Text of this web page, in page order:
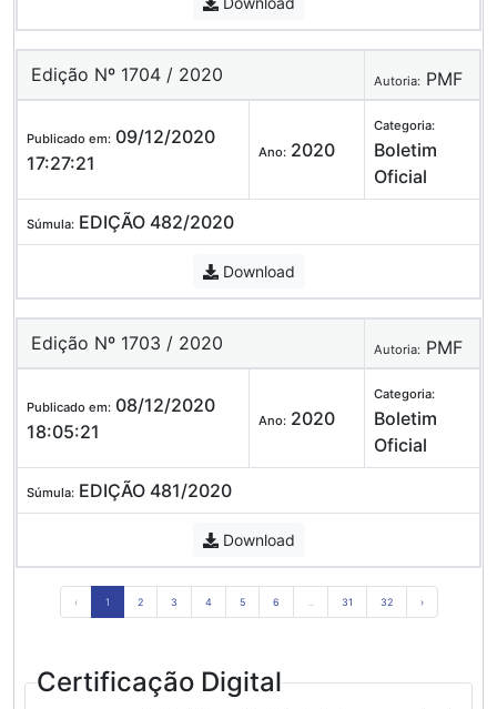
Edição Nº 1704 / 2020 Autoria: PMF
Publicado em: 09/12/2020
17:27:21
Ano: 2020
Categoria:
Boletim
Oficial
Súmula: EDIÇÃO 482/2020
Download
Edição Nº 1703 / 2020 Autoria: PMF
Publicado em: 08/12/2020
18:05:21
Ano: 2020
Categoria:
Boletim
Oficial
Súmula: EDIÇÃO 481/2020
Download
‹ 1 2 3 4 5 6 31 32 ›
Certificação Digital